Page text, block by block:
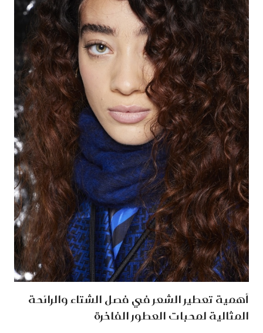
أهمية تعطير الشعر في فصل الشتاء والرائحة
المثالية لمحبات العطور الفاخرة